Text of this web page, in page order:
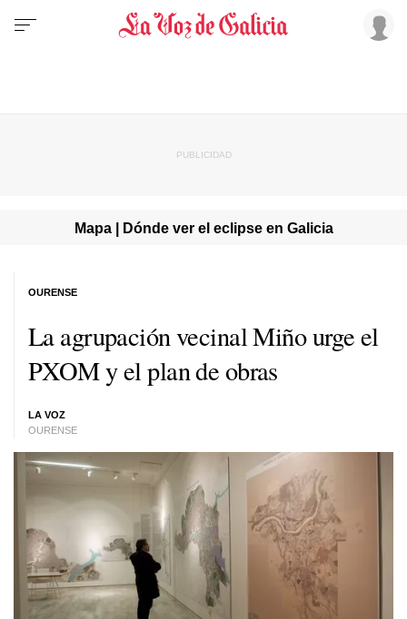
Mapa | Dónde ver el eclipse en Galicia
La agrupación vecinal Miño urge el
PXOM y el plan de obras
LA VOZ
OURENSE
OURENSE